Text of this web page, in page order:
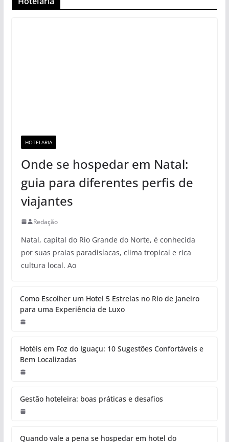
HOTELARIA
Onde se hospedar em Natal:
guia para diferentes perfis de
viajantes
Redação
Natal, capital do Rio Grande do Norte, é conhecida
por suas praias paradisíacas, clima tropical e rica
cultura local. Ao
Como Escolher um Hotel 5 Estrelas no Rio de Janeiro
para uma Experiência de Luxo
Hotéis em Foz do Iguaçu: 10 Sugestões Confortáveis e
Bem Localizadas
Gestão hoteleira: boas práticas e desafios
Quando vale a pena se hospedar em hotel do